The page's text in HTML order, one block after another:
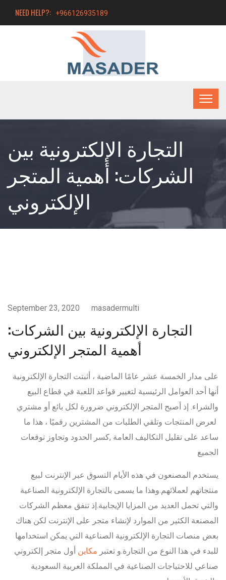
NEED HELP?: +966126935189
التجارة الإلكترونية بين
الشركات: أهمية المتجر
الإلكتروني
September 23, 2020 masadermulti
التجارة الإلكترونية بين الشركات:
أهمية المتجر الإلكتروني
على مدار الخمسة عشر عامًا الماضية ، أثبتت التجارة الإلكترونية
أنها أحد العوامل الرئيسية لتغيير قواعد اللعبة في قطاع البيع
والشراء. إذ أصبح المتجر الإلكتروني ضرورة لكل بائع أو مشتري
لعرض المنتجات وتلقي الطلبات من المشترين رقميًا ، هذا ما
ساعد على تقليل التكاليف العامة ,كسر الحدود وتجاوز توقعات
الجميع
يستخدم المصنعون في هذه الأيام التسوق عبر الإنترنت لبيع
منتجاتهم لعملائهم.وهذا ما يسمى بالتجارة الإلكترونية الصناعية
والتي تحمل العديد من المزايا الإيجابية.إذ تنفق معظم الشركات
المصنعة الكثير من الموارد لإنشاء متجر على الإنترنت لكن هناك
بعض منصات التجارة الإلكترونية الصناعية التي يمكن استخدامها
للبدء في هذا النوع من التجارة.و تعتبر مكاين أول متجر إلكتروني
صناعي للاحتياجات الصناعية في المملكة العربية السعودية